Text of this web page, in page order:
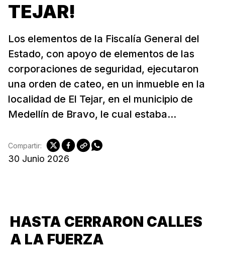
TEJAR!
Los elementos de la Fiscalía General del
Estado, con apoyo de elementos de las
corporaciones de seguridad, ejecutaron
una orden de cateo, en un inmueble en la
localidad de El Tejar, en el municipio de
Medellín de Bravo, le cual estaba...
30 Junio 2026
Compartir:
HASTA CERRARON CALLES
A LA FUERZA